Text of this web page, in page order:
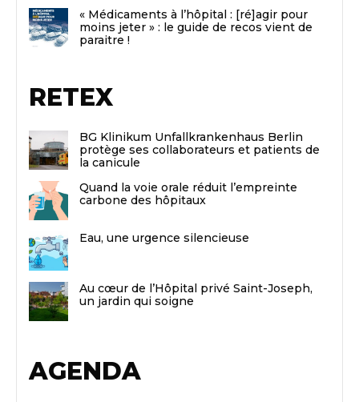
« Médicaments à l’hôpital : [ré]agir pour
moins jeter » : le guide de recos vient de
paraitre !
RETEX
BG Klinikum Unfallkrankenhaus Berlin
protège ses collaborateurs et patients de
la canicule
Quand la voie orale réduit l’empreinte
carbone des hôpitaux
Eau, une urgence silencieuse
Au cœur de l’Hôpital privé Saint-Joseph,
un jardin qui soigne
AGENDA